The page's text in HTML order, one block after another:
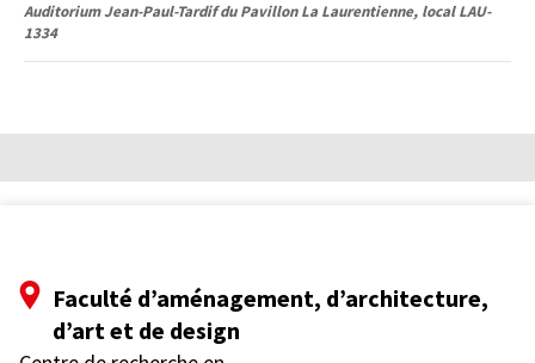
Auditorium Jean-Paul-Tardif du Pavillon La Laurentienne, local LAU-
1334
Faculté d’aménagement, d’architecture,
d’art et de design